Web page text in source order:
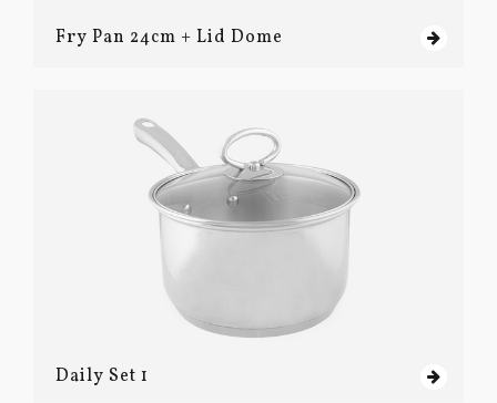
Fry Pan 24cm + Lid Dome
Daily Set 1